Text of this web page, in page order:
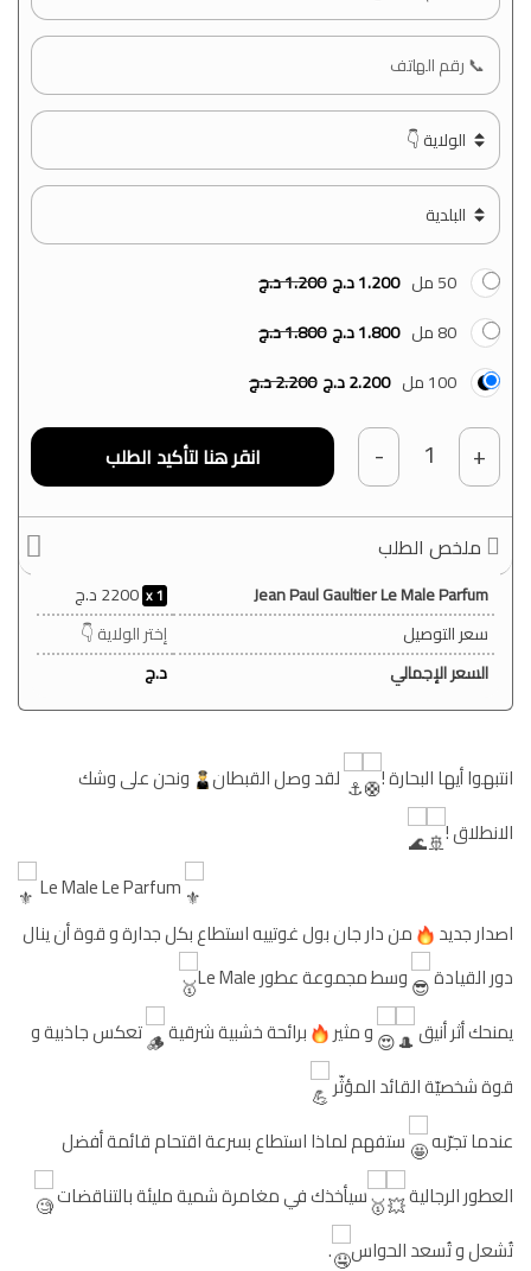
50 مل 1.200د.ج1.200د.ج
80 مل
1.800د.ج1.800د.ج
100 مل
2.200د.ج2.200د.ج
+
1
-
ملخص الطلب
Jean Paul Gaultier Le Male Parfum
1
2200د.ج
سعر التوصيل
إختر الولاية 👇
السعر الإجمالي
د.ج
انتبهوا أيها البحارة ! لقد وصل القبطان
ونحن على وشك
الانطلاق !
Le Male Le Parfum
اصدار جديد
من دار جان بول غوتييه استطاع بكل جدارة و قوة أن ينال
دور القيادة
وسط مجموعة عطور Le Male
يمنحك أثر أنيق
و مثير برائحة خشبية شرقية
تعكس جاذبية و
قوة شخصيّة القائد المؤثّر
عندما تجرّبه
ستفهم لماذا استطاع بسرعة اقتحام قائمة أفضل
العطور الرجالية
سيأخذك في مغامرة شمية مليئة بالتناقضات
تُشعل و تُسعد الحواس .